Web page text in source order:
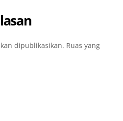
dipublikasikan. Ruas yang